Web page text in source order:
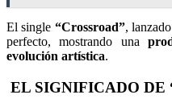
El single “Crossroad”,
perfecto, mostrando una
evolución artística.
EL SIGNIFICADO DE